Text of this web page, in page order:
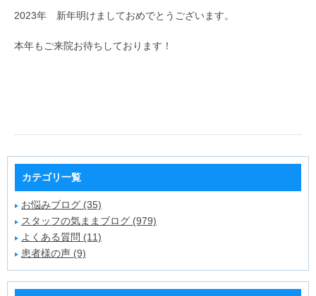
2023年 新年明けましておめでとうございます。
本年もご来院お待ちしております！
カテゴリ一覧
お悩みブログ (35)
スタッフの気ままブログ (979)
よくある質問 (11)
患者様の声 (9)